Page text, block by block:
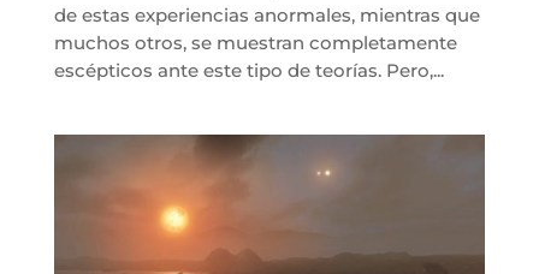
de estas experiencias anormales, mientras que
muchos otros, se muestran completamente
escépticos ante este tipo de teorías. Pero,...